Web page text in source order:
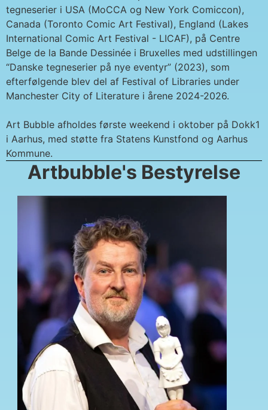
tegneserier i USA (MoCCA og New York Comiccon),
Canada (Toronto Comic Art Festival), England (Lakes
International Comic Art Festival - LICAF), på Centre
Belge de la Bande Dessinée i Bruxelles med udstillingen
“Danske tegneserier på nye eventyr” (2023), som
efterfølgende blev del af Festival of Libraries under
Manchester City of Literature i årene 2024-2026.
Art Bubble afholdes første weekend i oktober på Dokk1
i Aarhus, med støtte fra Statens Kunstfond og Aarhus
Kommune.
Artbubble's Bestyrelse